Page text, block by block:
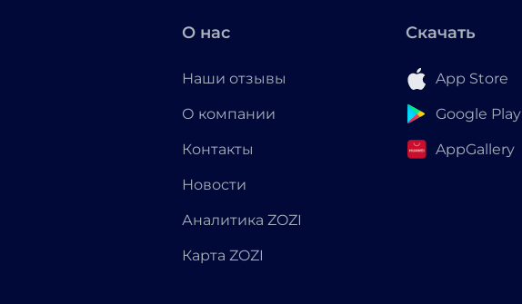
О нас
Наши отзывы
О компании
Контакты
Новости
Аналитика ZOZI
Карта ZOZI
Скачать
App Store
Google Play
AppGallery